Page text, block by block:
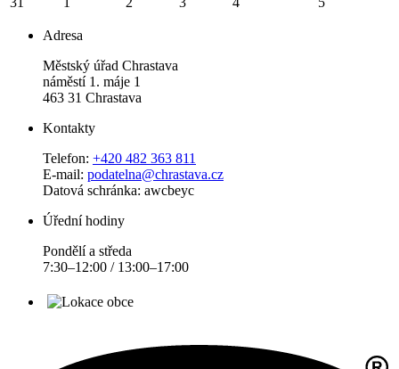
Adresa
Městský úřad Chrastava
náměstí 1. máje 1
463 31 Chrastava
Kontakty
Telefon: +420 482 363 811
E-mail: podatelna@chrastava.cz
Datová schránka: awcbeyc
Úřední hodiny
Pondělí a středa
7:30–12:00 / 13:00–17:00